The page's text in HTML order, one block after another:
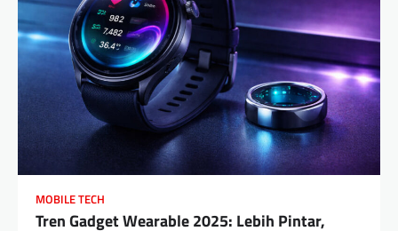
MOBILE TECH
Tren Gadget Wearable 2025: Lebih Pintar,